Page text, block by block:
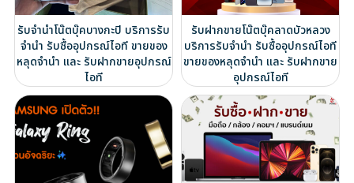
รับจำนำโน๊ตบุ๊คบางกะปิ บริการรับ
จำนำ รับซื้ออุปกรณ์ไอที ขายของ
หลุดจำนำ และ รับฝากขายอุปกรณ์
ไอที
รับฝากขายโน๊ตบุ๊คลาดบัวหลวง
บริการรับจำนำ รับซื้ออุปกรณ์ไอที
ขายของหลุดจำนำ และ รับฝากขาย
อุปกรณ์ไอที